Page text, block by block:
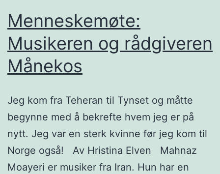
Menneskemøte:
Musikeren og rådgiveren
Månekos
Jeg kom fra Teheran til Tynset og måtte
begynne med å bekrefte hvem jeg er på
nytt. Jeg var en sterk kvinne før jeg kom til
Norge også! Av Hristina Elven Mahnaz
Moayeri er musiker fra Iran. Hun har en